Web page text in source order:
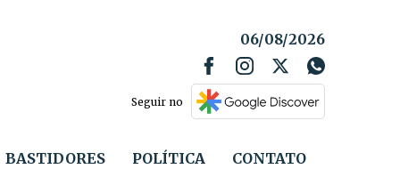
06/08/2026
Seguir no
BASTIDORES POLÍTICA CONTATO